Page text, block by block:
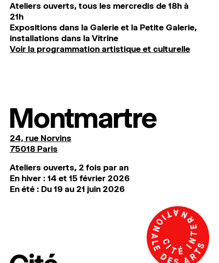
Ateliers ouverts, tous les mercredis de 18h à
21h
Expositions dans la Galerie et la Petite Galerie,
installations dans la Vitrine
Voir la programmation artistique et culturelle
Montmartre
24, rue Norvins
75018 Paris
Ateliers ouverts, 2 fois par an
En hiver : 14 et 15 février 2026
En été : Du 19 au 21 juin 2026